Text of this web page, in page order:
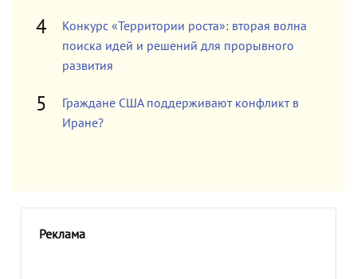
Конкурс «Территории роста»: вторая волна
поиска идей и решений для прорывного
развития
Граждане США поддерживают конфликт в
Иране?
Реклама